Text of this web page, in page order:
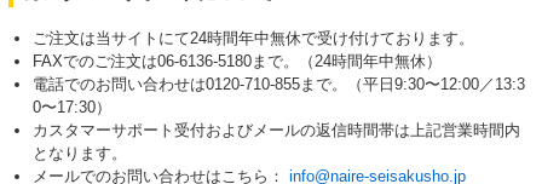
ご注文は当サイトにて24時間年中無休で受け付けております。
FAXでのご注文は06-6136-5180まで。（24時間年中無休）
電話でのお問い合わせは0120-710-855まで。（平日9:30〜12:00／13:3
0〜17:30）
カスタマーサポート受付およびメールの返信時間帯は上記営業時間内
となります。
メールでのお問い合わせはこちら： info@naire-seisakusho.jp